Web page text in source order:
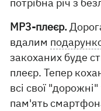
МР3-плеєр.
вдалим
закоханих буде
плеєр. Тепер
всі свої
пам'ять